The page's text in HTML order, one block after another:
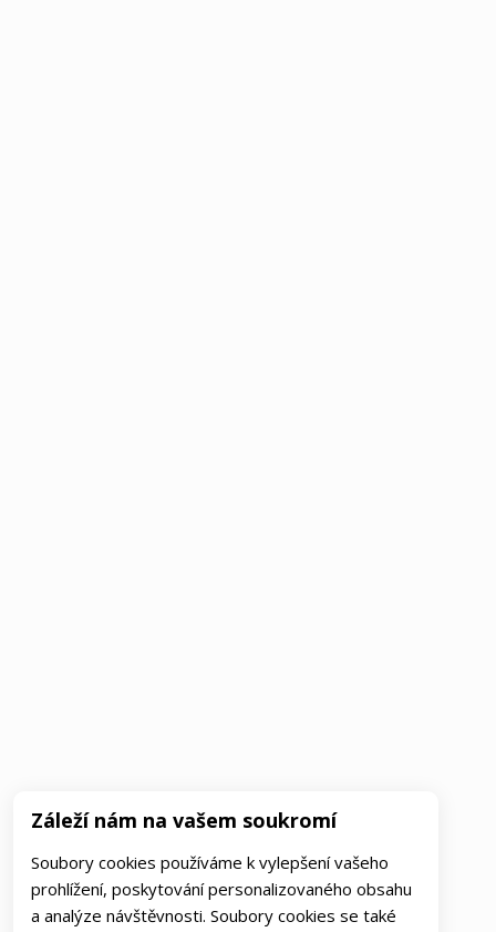
Záleží nám na vašem soukromí
Soubory cookies používáme k vylepšení vašeho
prohlížení, poskytování personalizovaného obsahu
a analýze návštěvnosti. Soubory cookies se také